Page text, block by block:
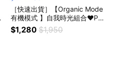
［快速出貨］【Organic Mode
有機模式 】自我時光組合❤️PUR
SOUL旅行包+果油+舒壓氣墊小
竹梳(附品牌紙袋)
$1,280 $1,950